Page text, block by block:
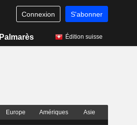
Connexion S'abonner
Palmarès Édition suisse
Europe Amériques Asie